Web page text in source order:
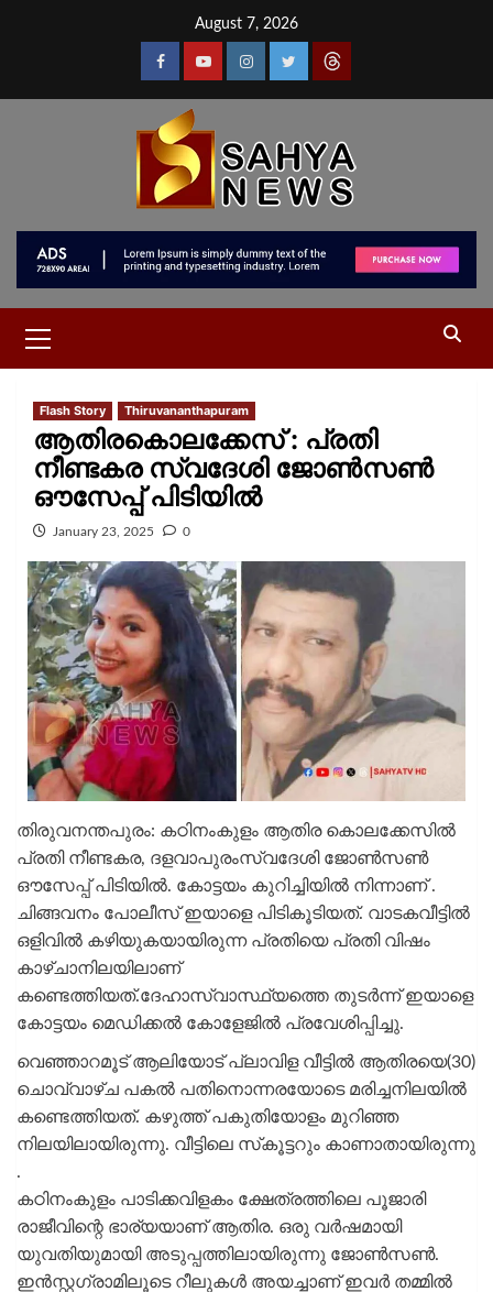
August 7, 2026
Flash Story Thiruvananthapuram
ആതിരകൊലക്കേസ് : പ്രതി
നീണ്ടകര സ്വദേശി ജോൺസൺ
ഔസേപ്പ് പിടിയിൽ
January 23, 2025 0
തിരുവനന്തപുരം: കഠിനംകുളം ആതിര കൊലക്കേസില്‍
പ്രതി നീണ്ടകര, ദളവാപുരംസ്വദേശി ജോൺസൺ
ഔസേപ്പ് പിടിയിൽ. കോട്ടയം കുറിച്ചിയിൽ നിന്നാണ് .
ചിങ്ങവനം പോലീസ് ഇയാളെ പിടികൂടിയത്. വാടകവീട്ടിൽ
ഒളിവിൽ കഴിയുകയായിരുന്ന പ്രതിയെ പ്രതി വിഷം
കാഴ്ചാനിലയിലാണ്
കണ്ടെത്തിയത്.ദേഹാസ്വാസ്ഥ്യത്തെ തുടര്‍ന്ന് ഇയാളെ
കോട്ടയം മെഡിക്കൽ കോളേജിൽ പ്രവേശിപ്പിച്ചു.
വെഞ്ഞാറമൂട് ആലിയോട് പ്ലാവിള വീട്ടില്‍ ആതിരയെ(30)
ചൊവ്വാഴ്ച പകല്‍ പതിനൊന്നരയോടെ മരിച്ചനിലയില്‍
കണ്ടെത്തിയത്. കഴുത്ത് പകുതിയോളം മുറിഞ്ഞ
നിലയിലായിരുന്നു. വീട്ടിലെ സ്‌കൂട്ടറും കാണാതായിരുന്നു
.
കഠിനംകുളം പാടിക്കവിളകം ക്ഷേത്രത്തിലെ പൂജാരി
രാജീവിന്റെ ഭാര്യയാണ് ആതിര. ഒരു വര്‍ഷമായി
യുവതിയുമായി അടുപ്പത്തിലായിരുന്നു ജോണ്‍സണ്‍.
ഇന്‍സ്റ്റഗ്രാമിലൂടെ റീലുകള്‍ അയച്ചാണ് ഇവര്‍ തമ്മില്‍